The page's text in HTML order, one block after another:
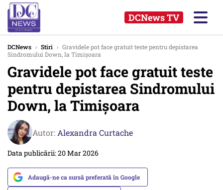
DCNews TV
DCNews › Stiri › Gravidele pot face gratuit teste pentru depistarea
Sindromului Down, la Timişoara
Gravidele pot face gratuit teste
pentru depistarea Sindromului
Down, la Timişoara
Autor: Alexandra Curtache
Data publicării: 20 Mar 2026
Adaugă-ne ca sursă preferată în Google